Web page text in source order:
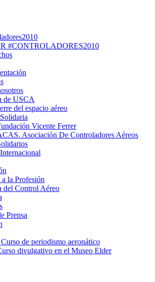
#CONTROLADORES2010
de USCA
del espacio aéreo
Vicente Ferrer
Asociación De Controladores Aéreos
a la Profesión
del Control Aéreo
Prensa
de periodismo aeronático
divulgativo en el Museo Elder